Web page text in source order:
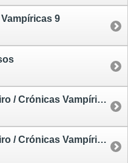
9
Entrevista con el Vampiro / Crónicas Vampíricas 1 - tapa blanda
Entrevista con el Vampiro / Crónicas Vampíricas 1 - tapa blanda